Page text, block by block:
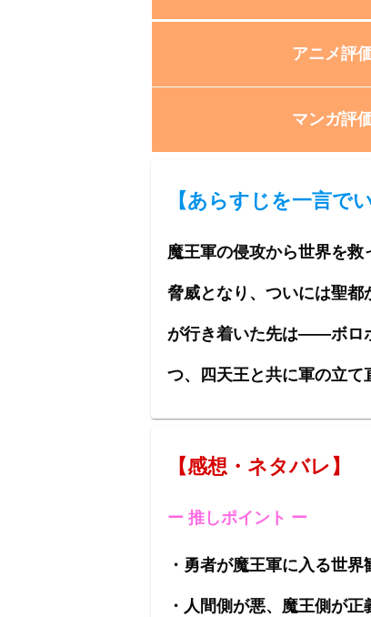
アニメ評
マンガ評
【あらすじを一言で
魔王軍の侵攻から世界を
脅威となり、ついには聖
が行き着いた先は――ボロ
つ、四天王と共に軍の立
【感想・ネタバレ】
ー 推しポイント ー
・勇者が魔王軍に入る世界
・人間側が悪、魔王側が正